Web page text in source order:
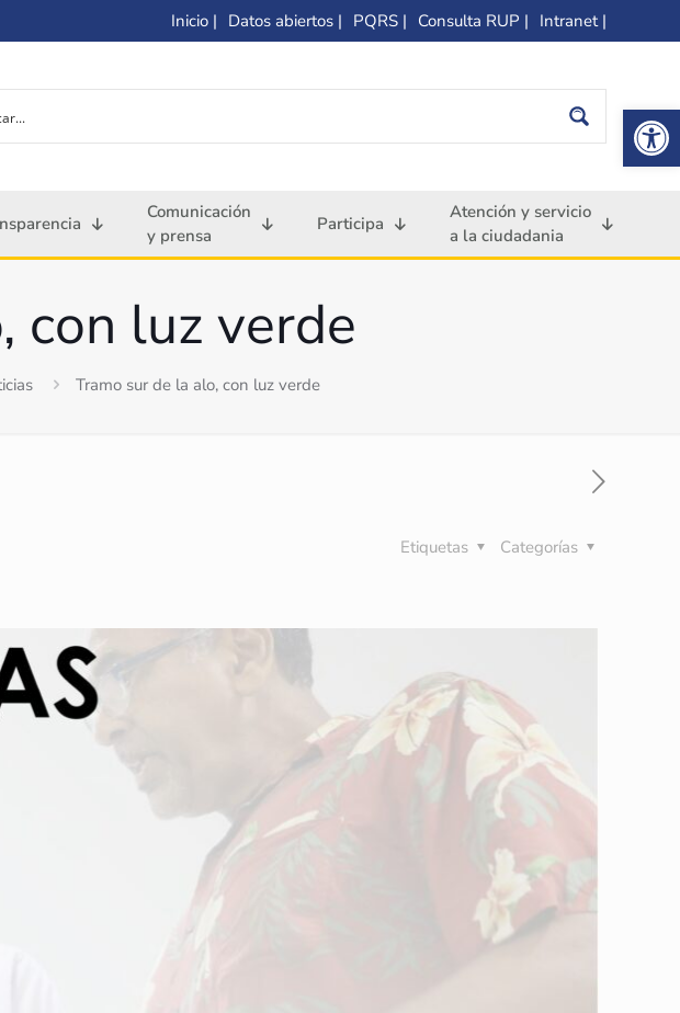
Inicio | Datos abiertos | PQRS | Consulta RUP | Intranet |
Comunicación
y prensa
Participa
Atención y servicio
a la ciudadania
con luz verde
Tramo sur de la alo, con luz verde
Categorías
Etiquetas